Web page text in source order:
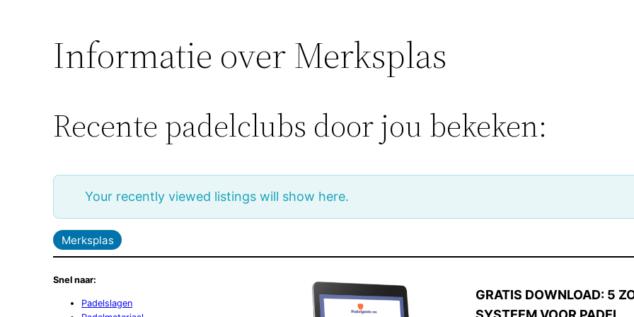
Informatie over Merksplas
Recente padelclubs door jou bekeken:
Your recently viewed listings will show here.
Merksplas
Snel naar:
Padelslagen
GRATIS DOWNLOAD: 5